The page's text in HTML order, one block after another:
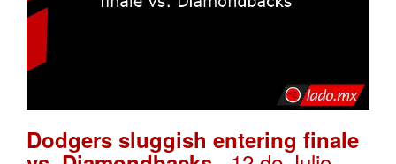
Dodgers sluggish entering finale